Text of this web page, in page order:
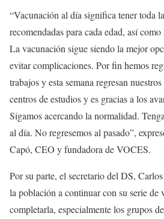
“Vacunación al día significa tener toda
recomendadas para cada edad, así
La vacunación sigue siendo la mejor
evitar complicaciones. Por fin hemos
trabajos y esta semana regresan
centros de estudios y es gracias a los
Sigamos acercando la normalidad.
al día. No regresemos al pasado”,
Capó, CEO y fundadora de VOCES.
Por su parte, el secretario del DS,
la población a continuar con su serie de
completarla, especialmente los grupos